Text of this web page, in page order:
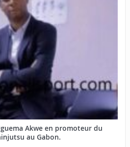
Akwe en promoteur du
au Gabon.